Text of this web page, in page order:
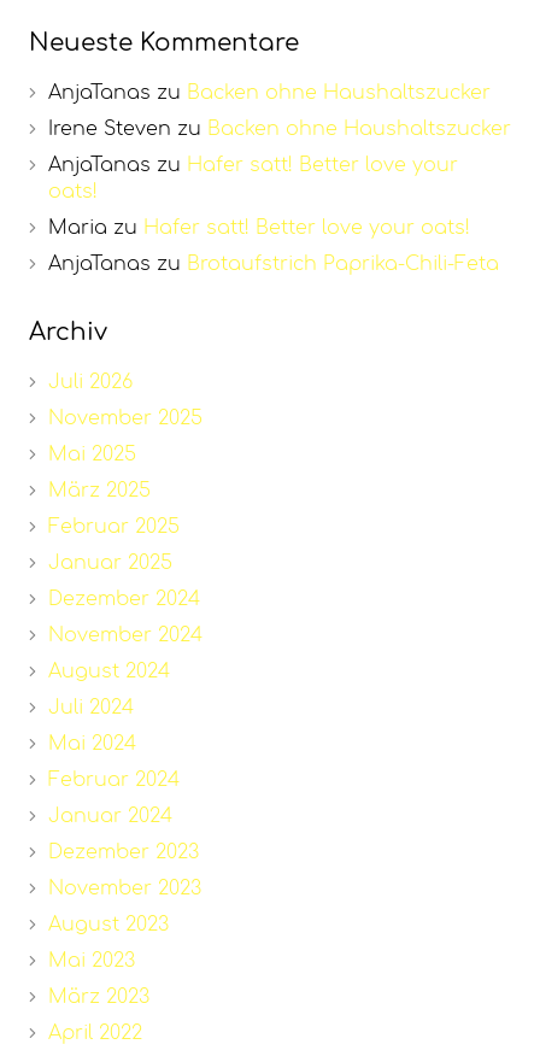
Neueste Kommentare
AnjaTanas zu Backen ohne Haushaltszucker
Irene Steven zu Backen ohne Haushaltszucker
AnjaTanas zu Hafer satt! Better love your
oats!
Maria zu Hafer satt! Better love your oats!
AnjaTanas zu Brotaufstrich Paprika-Chili-Feta
Archiv
Juli 2026
November 2025
Mai 2025
März 2025
Februar 2025
Januar 2025
Dezember 2024
November 2024
August 2024
Juli 2024
Mai 2024
Februar 2024
Januar 2024
Dezember 2023
November 2023
August 2023
Mai 2023
März 2023
April 2022